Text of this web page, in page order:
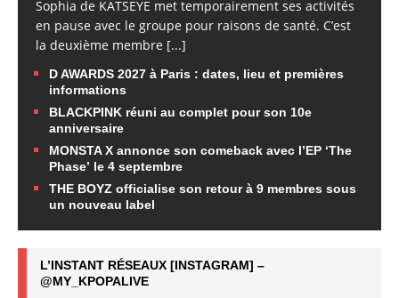
Sophia de KATSEYE met temporairement ses activités
en pause avec le groupe pour raisons de santé. C’est
la deuxième membre [...]
D AWARDS 2027 à Paris : dates, lieu et premières
informations
BLACKPINK réuni au complet pour son 10e
anniversaire
MONSTA X annonce son comeback avec l’EP ‘The
Phase’ le 4 septembre
THE BOYZ officialise son retour à 9 membres sous
un nouveau label
L’INSTANT RÉSEAUX [INSTAGRAM] –
@MY_KPOPALIVE